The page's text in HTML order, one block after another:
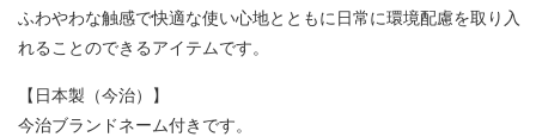
ふわやわな触感で快適な使い心地とともに日常に環境配慮を取り入
れることのできるアイテムです。
【日本製（今治）】
今治ブランドネーム付きです。